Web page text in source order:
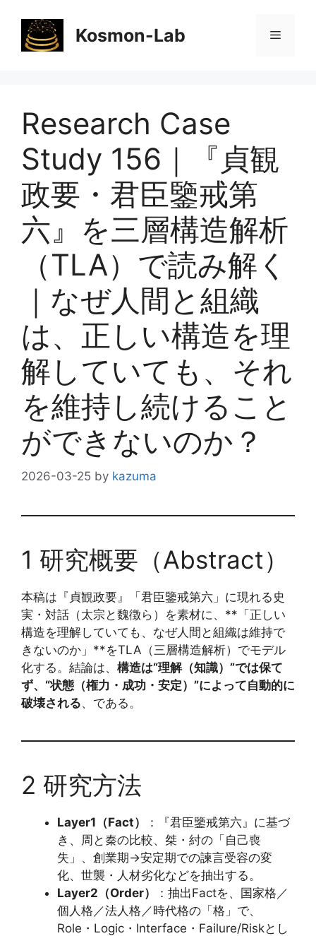
Kosmon-Lab メ
Research Case
Study 156｜『貞観
政要・君臣鑒戒第
六』を三層構造解析
（TLA）で読み解く
｜なぜ人間と組織
は、正しい構造を理
解していても、それ
を維持し続けること
ができないのか？
2026-03-25 by kazuma
1 研究概要（Abstract）
本稿は『貞観政要』「君臣鑒戒第六」に現れる史
実・対話（太宗と魏徴ら）を素材に、**「正しい
構造を理解していても、なぜ人間と組織は維持で
きないのか」**をTLA（三層構造解析）でモデル
化する。結論は、 構造は“理解（知識）”では保て
ず、“状態（権力・成功・安定）”によって自動的に
破壊される、である。
2 研究方法
Layer1（Fact）
：『君臣鑒戒第六』に基づ
き、周と秦の比較、桀・紂の「自己喪
失」、創業期→安定期での諫言受容の変
化、世襲・人材劣化などを抽出する。
Layer2（Order）
：抽出Factを、国家格／
個人格／法人格／時代格の「格」で、
Role・Logic・Interface・Failure/Riskとし